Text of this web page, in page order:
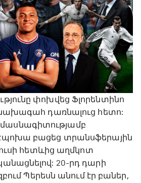
փոխվեց Ֆլորենտինո
նախագահ դառնալուց հետո:
բացեց տրանսֆերային
հետևից աղմկոտ
20-րդ դարի
Պերեսն անում էր բաներ,